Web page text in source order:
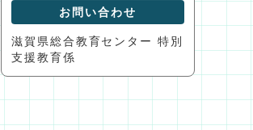
お問い合わせ
滋賀県総合教育センター 特別
支援教育係